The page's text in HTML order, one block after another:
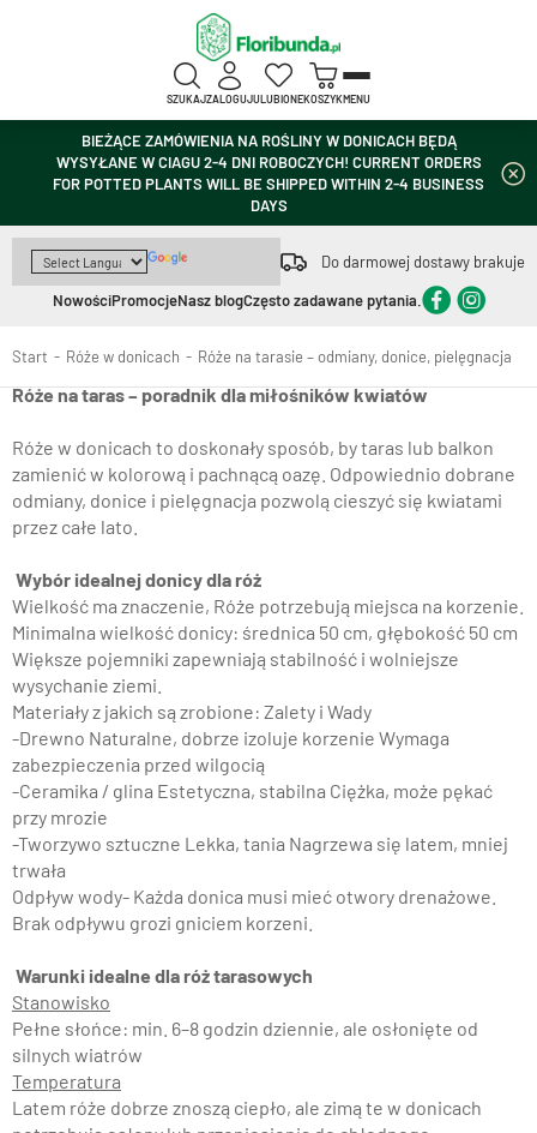
BIEŻĄCE ZAMÓWIENIA NA ROŚLINY W DONICACH BĘDĄ
WYSYŁANE W CIAGU 2-4 DNI ROBOCZYCH! CURRENT ORDERS
FOR POTTED PLANTS WILL BE SHIPPED WITHIN 2-4 BUSINESS
DAYS
Do darmowej dostawy brakuje
NowościPromocjeNasz blogCzęsto zadawane pytania.
SZUKAJZALOGUJULUBIONEKOSZYKMENU
Start Róże w donicach Róże na tarasie – odmiany, donice, pielęgnacja
Róże na taras – poradnik dla miłośników kwiatów
Róże w donicach to doskonały sposób, by taras lub balkon
zamienić w kolorową i pachnącą oazę. Odpowiednio dobrane
odmiany, donice i pielęgnacja pozwolą cieszyć się kwiatami
przez całe lato.
Wybór idealnej donicy dla róż
Wielkość ma znaczenie, Róże potrzebują miejsca na korzenie.
Minimalna wielkość donicy: średnica 50 cm, głębokość 50 cm
Większe pojemniki zapewniają stabilność i wolniejsze
wysychanie ziemi.
Materiały z jakich są zrobione: Zalety i Wady
-Drewno Naturalne, dobrze izoluje korzenie Wymaga
zabezpieczenia przed wilgocią
-Ceramika / glina Estetyczna, stabilna Ciężka, może pękać
przy mrozie
-Tworzywo sztuczne Lekka, tania Nagrzewa się latem, mniej
trwała
Odpływ wody- Każda donica musi mieć otwory drenażowe.
Brak odpływu grozi gniciem korzeni.
Warunki idealne dla róż tarasowych
Stanowisko
Pełne słońce: min. 6–8 godzin dziennie, ale osłonięte od
silnych wiatrów
Temperatura
Latem róże dobrze znoszą ciepło, ale zimą te w donicach